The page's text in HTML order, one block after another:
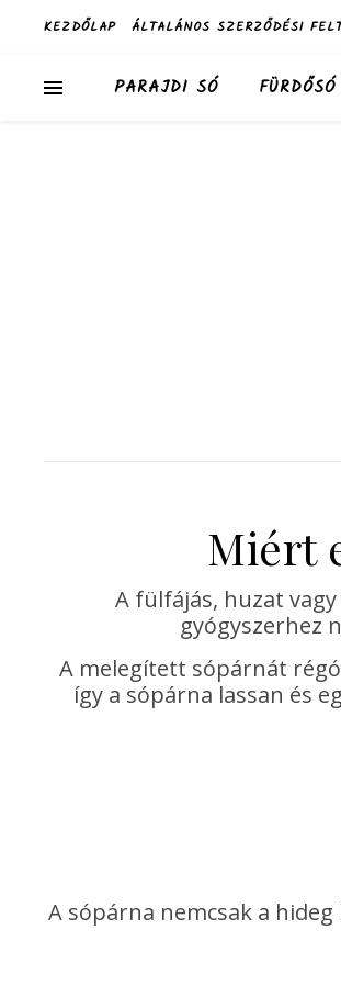
KEZDŐLAP ÁLTALÁNOS SZERZŐDÉSI
PARAJDI SÓ FÜRDŐSÓ
Miért
A fülfájás, huzat
gyógyszerhez
A melegített sópárnát
így a sópárna lassan és
A sópárna nemcsak a